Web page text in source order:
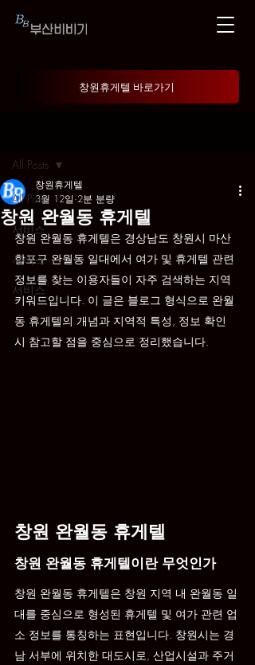
창원휴게텔 바로가기
All Posts
서비스
서비스
서비스
All Posts
창원 완월동 휴게텔
창원휴게텔
3월 12일 2분 분량
창원 완월동 휴게텔은 경상남도 창원시 마산
합포구 완월동 일대에서 여가 및 휴게텔 관련
정보를 찾는 이용자들이 자주 검색하는 지역
키워드입니다. 이 글은 블로그 형식으로 완월
동 휴게텔의 개념과 지역적 특성, 정보 확인
시 참고할 점을 중심으로 정리했습니다.
창원 완월동 휴게텔
창원 완월동 휴게텔이란 무엇인가
창원 완월동 휴게텔은 창원 지역 내 완월동 일
대를 중심으로 형성된 휴게텔 및 여가 관련 업
소 정보를 통칭하는 표현입니다. 창원시는 경
남 서부에 위치한 대도시로, 산업시설과 주거